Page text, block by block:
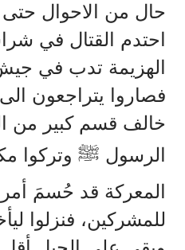
حال من الاحوال حتى
احتدم القتال في
الهزيمة تدب في
فصاروا
يتراجعون الى
خالف قسم كبير من
الرسول ﷺ وتركوا
المعركة قد حُسمَ
للمشركين، فنزلوا